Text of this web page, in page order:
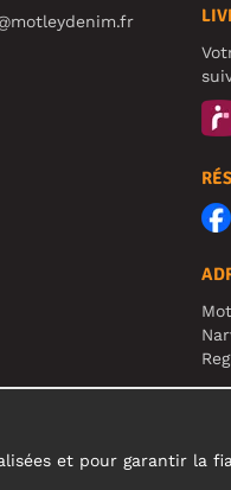
et pour garantir la